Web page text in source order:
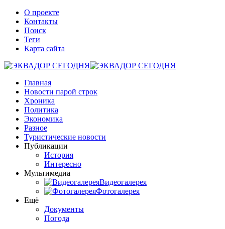
О проекте
Контакты
Поиск
Теги
Карта сайта
Главная
Новости парой строк
Хроника
Политика
Экономика
Разное
Туристические новости
Публикации
История
Интересно
Мультимедиа
Видеогалерея
Фотогалерея
Ещё
Документы
Погода